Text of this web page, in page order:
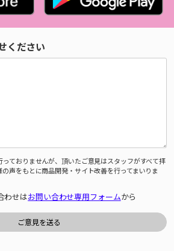
ください
っておりませんが、頂いたご意見はスタッフがすべて拝
声をもとに商品開発・サイト改善を行ってまいりま
わせはお問い合わせ専用フォームから